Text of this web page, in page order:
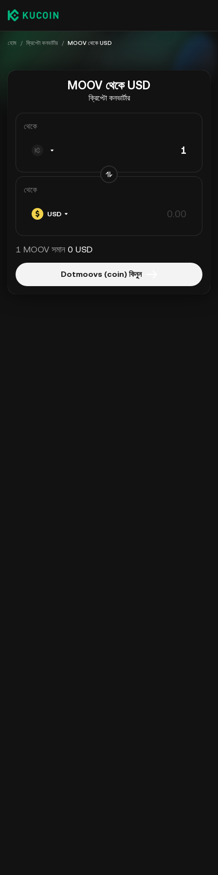
হোম / ক্রিপ্টো কনভার্টার / MOOV থেকে USD
MOOV থেকে USD
ক্রিপ্টো কনভার্টার
থেকে
থেকে
USD
1 MOOV সমান 0 USD
Dotmoovs (coin) কিনুন